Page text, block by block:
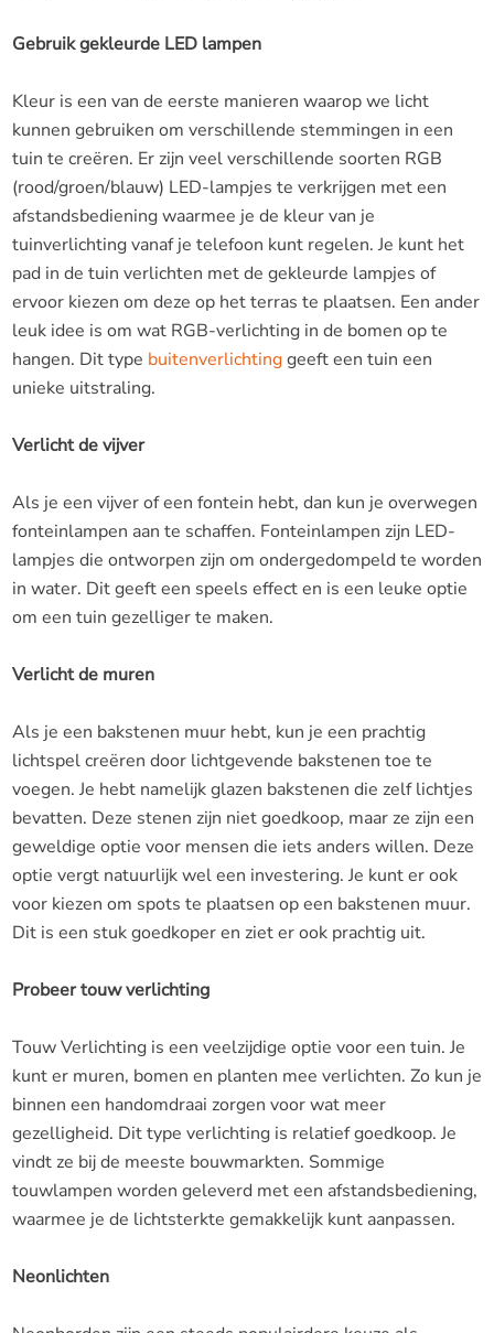
Gebruik gekleurde LED lampen
Kleur is een van de eerste manieren waarop we licht
kunnen gebruiken om verschillende stemmingen in een
tuin te creëren. Er zijn veel verschillende soorten RGB
(rood/groen/blauw) LED-lampjes te verkrijgen met een
afstandsbediening waarmee je de kleur van je
tuinverlichting vanaf je telefoon kunt regelen. Je kunt het
pad in de tuin verlichten met de gekleurde lampjes of
ervoor kiezen om deze op het terras te plaatsen. Een ander
leuk idee is om wat RGB-verlichting in de bomen op te
hangen. Dit type buitenverlichtinggeeft een tuin een
unieke uitstraling.
Verlicht de vijver
Als je een vijver of een fontein hebt, dan kun je overwegen
fonteinlampen aan te schaffen. Fonteinlampen zijn LED-
lampjes die ontworpen zijn om ondergedompeld te worden
in water. Dit geeft een speels effect en is een leuke optie
om een tuin gezelliger te maken.
Verlicht de muren
Als je een bakstenen muur hebt, kun je een prachtig
lichtspel creëren door lichtgevende bakstenen toe te
voegen. Je hebt namelijk glazen bakstenen die zelf lichtjes
bevatten. Deze stenen zijn niet goedkoop, maar ze zijn een
geweldige optie voor mensen die iets anders willen. Deze
optie vergt natuurlijk wel een investering. Je kunt er ook
voor kiezen om spots te plaatsen op een bakstenen muur.
Dit is een stuk goedkoper en ziet er ook prachtig uit.
Probeer touw verlichting
Touw Verlichting is een veelzijdige optie voor een tuin. Je
kunt er muren, bomen en planten mee verlichten. Zo kun je
binnen een handomdraai zorgen voor wat meer
gezelligheid. Dit type verlichting is relatief goedkoop. Je
vindt ze bij de meeste bouwmarkten. Sommige
touwlampen worden geleverd met een afstandsbediening,
waarmee je de lichtsterkte gemakkelijk kunt aanpassen.
Neonlichten